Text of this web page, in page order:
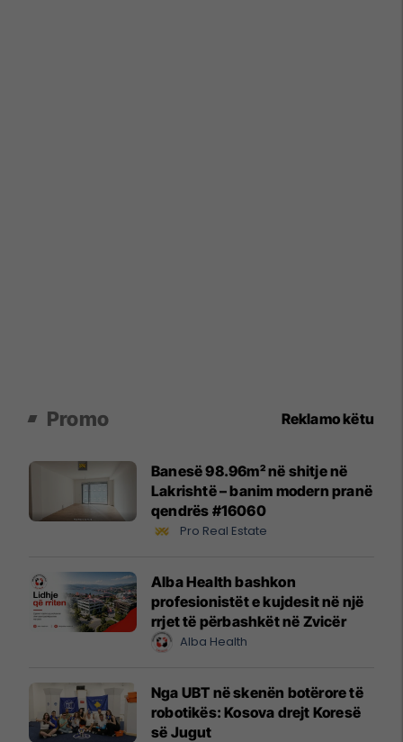
Promo Reklamo këtu
Banesë 98.96m² në shitje në
Lakrishtë – banim modern pranë
qendrës #16060
Pro Real Estate
Alba Health bashkon
profesionistët e kujdesit në një
rrjet të përbashkët në Zvicër
Alba Health
Nga UBT në skenën botërore të
robotikës: Kosova drejt Koresë
së Jugut